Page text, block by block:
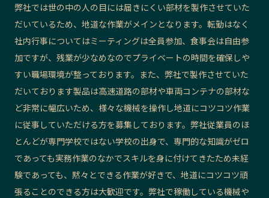
弊社では世の中の人の目には届きにくい部材を製作させていた
だいているため、地道な作業がメインとなります。転勤はなく
社内行事についてはミーティングは全員参加、食事会は自由参
加ですが、残業が少なめなのでプライベートの時間を確保しや
すい職場環境が整っております。 また、弊社で製作させていた
だいております製品は高速道路の部材や車両コンテナの部材な
ど非常に幅広いため、様々な機械を操作し地道にコツコツ作業
に従事していただける方を募集しております。弊社従業員のほ
とんどが専門学校ではない学校の出身で、専門的な知識がゼロ
であっても実務作業のなかでスキルを身に付けてきたため未経
験であっても、黙々とできる作業が好きで、地道にコツコツ頑
張ることのできる方は大歓迎です。弊社で稼働している機械や